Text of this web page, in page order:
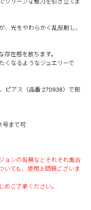
光をやわらかく乱反射し、
在感を放ちます。
くなるようなジュエリーで
ピアス（品番:270938）で揃
号まで可
ョンの有無などそれぞれ風合
いても、使用上問題ございま
ご了承ください。